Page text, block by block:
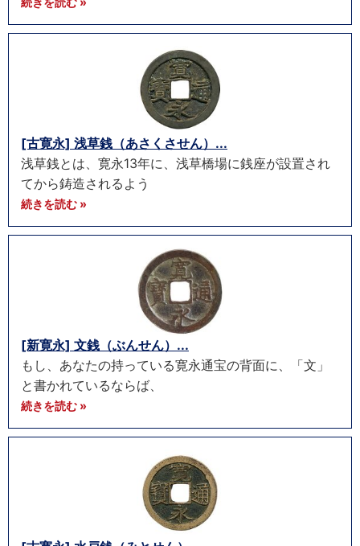
[古寛永] 浅草銭（あさくさせん）...
浅草銭とは、寛永13年に、浅草橋場に銭座が設置され
てから鋳造されるよう
続きを読む »
[新寛永] 文銭（ぶんせん）...
もし、あなたの持っている寛永通宝の背面に、「文」
と書かれているならば、
続きを読む »